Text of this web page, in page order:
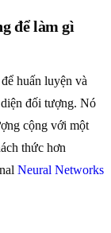
để làm gì
huấn luyện và
đối tượng. Nó
cộng với một
thức hơn
Neural Networks